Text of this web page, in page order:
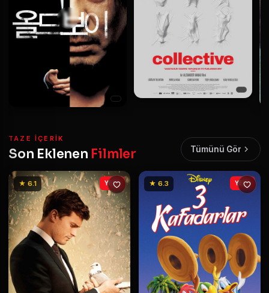
TAZE IÇERIK
Son Eklenen Filmler Tümünü Gör
★ 6.1 YENİ ★ 6.3 YENİ